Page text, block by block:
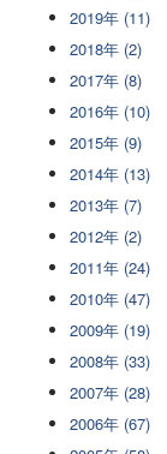
2019年 (11)
2018年 (2)
2017年 (8)
2016年 (10)
2015年 (9)
2014年 (13)
2013年 (7)
2012年 (2)
2011年 (24)
2010年 (47)
2009年 (19)
2008年 (33)
2007年 (28)
2006年 (67)